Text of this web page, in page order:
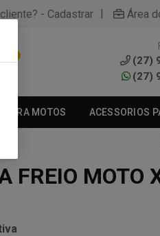
- Cadastrar | Área
(27)
(27)
PARA MOTOS ACESSORIOS
FREIO MOTO